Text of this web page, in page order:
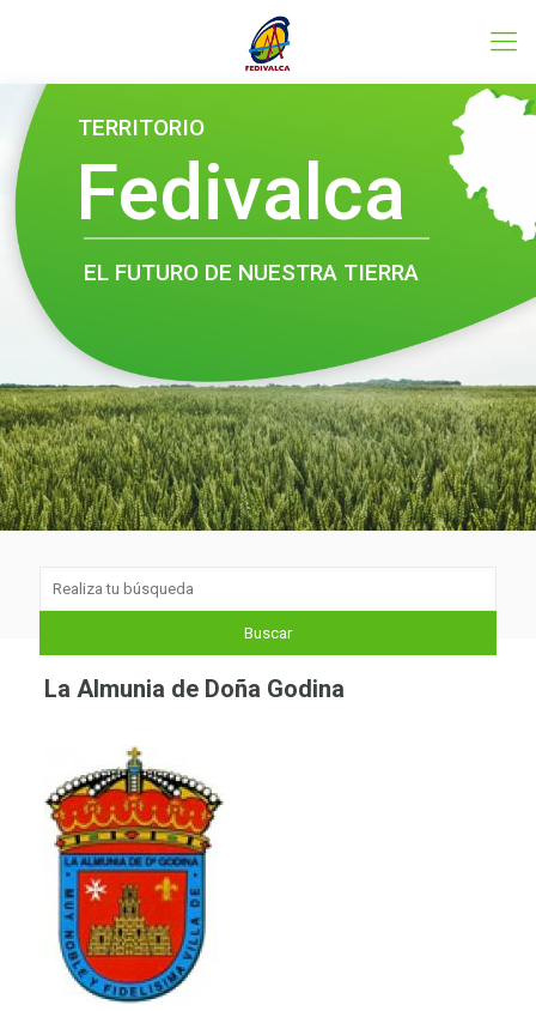
Conoce el programa LEADER
TERRITORIO
Fedivalca
EL FUTURO DE NUESTRA TIERRA
La Almunia de Doña Godina